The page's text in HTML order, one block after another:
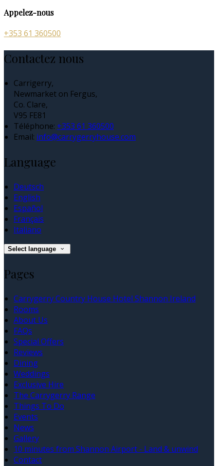
Appelez-nous
+353 61 360500
Contactez nous
Carrigerry,
Newmarket on Fergus,
Co. Clare,
V95 FE81
Téléphone: +353 61 360500
Email: info@carrygerryhouse.com
Language
Deutsch
English
Español
Français
Italiano
Select language
Pages
Carrygerry Country House Hotel Shannon Ireland
Rooms
About Us
FAQs
Special Offers
Reviews
Dining
Weddings
Exclusive Hire
The Carrygerry Range
Things To Do
Events
News
Gallery
10 minutes from Shannon Airport - Land & unwind
Contact